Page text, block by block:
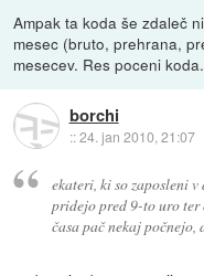
Ampak ta koda še zdaleč
mesec (bruto, prehrana,
mesecev. Res poceni koda.
borchi
::24. jan 2010, 21:07
ekateri, ki so zaposleni
pridejo pred 9-to uro
časa pač nekaj počnejo,